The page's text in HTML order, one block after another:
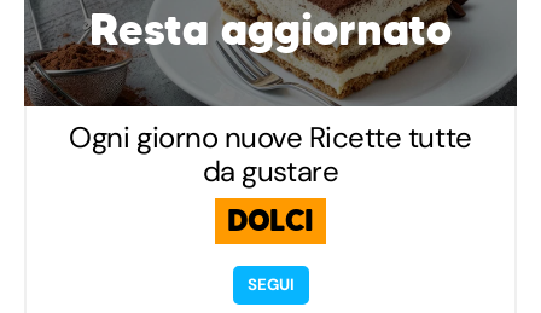
Resta aggiornato
Ogni giorno nuove Ricette tutte
da gustare
DOLCI
SEGUI